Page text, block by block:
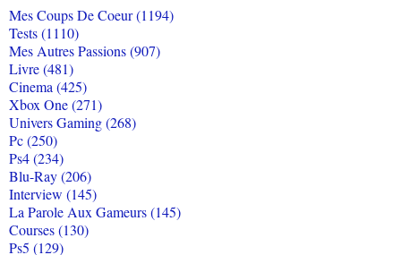
Mes Coups De Coeur (1194)
Tests (1110)
Mes Autres Passions (907)
Livre (481)
Cinema (425)
Xbox One (271)
Univers Gaming (268)
Pc (250)
Ps4 (234)
Blu-Ray (206)
Interview (145)
La Parole Aux Gameurs (145)
Courses (130)
Ps5 (129)